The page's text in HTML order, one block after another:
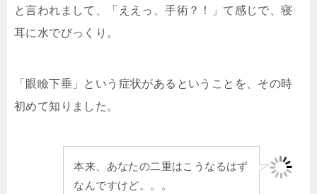
と言われまして、「ええっ、手術？！」て感じで、寝
耳に水でびっくり。
「眼瞼下垂」という症状があるということを、その時
初めて知りました。
本来、あなたの二重はこうなるはず
なんですけど。。。